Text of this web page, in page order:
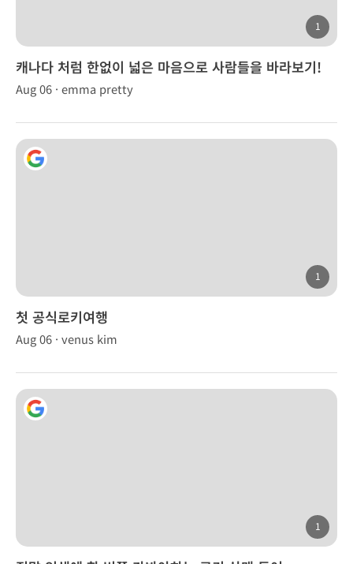
1
캐나다 처럼 한없이 넓은 마음으로 사람들을 바라보기!
Aug 06 · emma pretty
1
첫 공식로키여행
Aug 06 · venus kim
1